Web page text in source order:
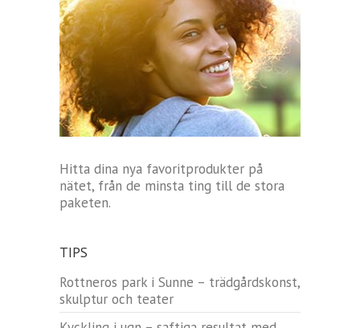
Hitta dina nya favoritprodukter på
nätet, från de minsta ting till de stora
paketen.
TIPS
Rottneros park i Sunne – trädgårdskonst,
skulptur och teater